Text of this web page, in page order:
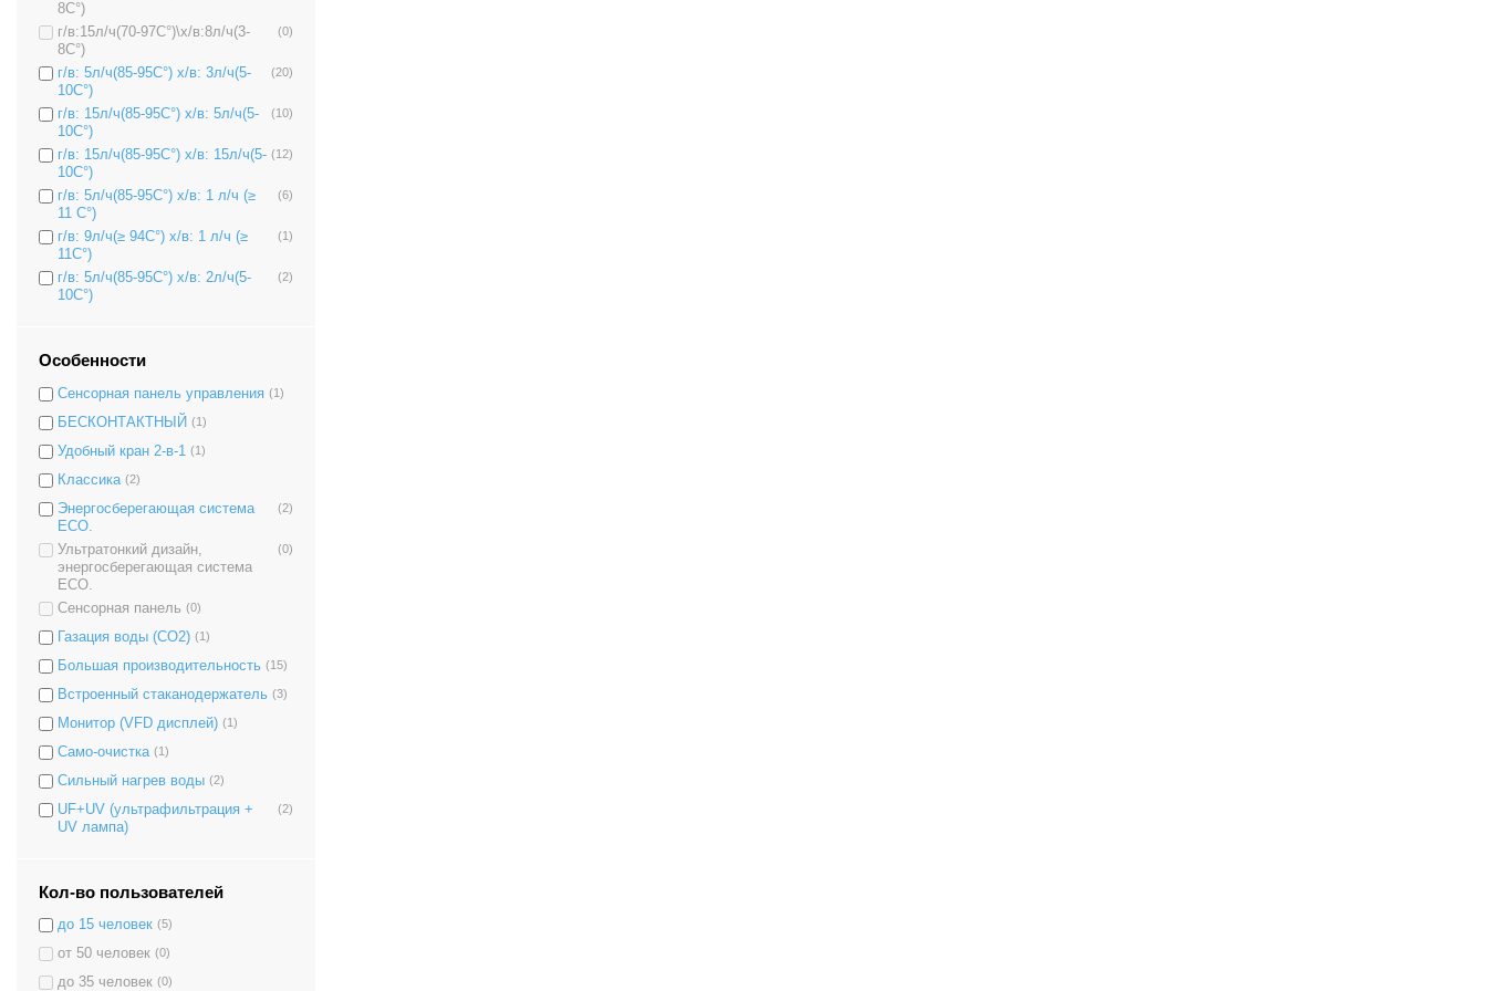
8C°)
г/в:15л/ч(70-97C°)\х/в:8л/ч(3-
8C°)
(0)
г/в: 5л/ч(85-95C°) х/в: 3л/ч(5-
10C°)
(20)
г/в: 15л/ч(85-95C°) х/в: 5л/ч(5-
10C°)
(10)
г/в: 15л/ч(85-95C°) х/в: 15л/ч(5-
10C°)
(12)
г/в: 5л/ч(85-95C°) х/в: 1 л/ч (≥
11 C°)
(6)
г/в: 9л/ч(≥ 94C°) х/в: 1 л/ч (≥
11C°)
(1)
г/в: 5л/ч(85-95C°) х/в: 2л/ч(5-
10C°)
(2)
Особенности
Сенсорная панель управления (1)
БЕСКОНТАКТНЫЙ (1)
Удобный кран 2-в-1 (1)
Классика (2)
Энергосберегающая система
ECO.
(2)
Ультратонкий дизайн,
энергосберегающая система
ECO.
(0)
Сенсорная панель (0)
Газация воды (CO2) (1)
Большая производительность (15)
Встроенный стаканодержатель (3)
Монитор (VFD дисплей) (1)
Само-очистка (1)
Сильный нагрев воды (2)
UF+UV (ультрафильтрация +
UV лампа)
(2)
Кол-во пользователей
до 15 человек (5)
от 50 человек (0)
до 35 человек (0)